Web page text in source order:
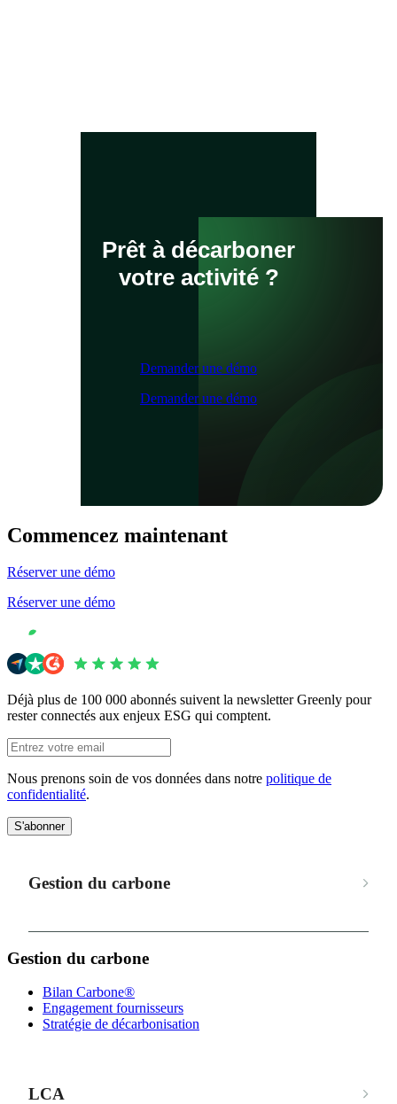
Prêt à décarboner
votre activité ?
Demander une démo
Demander une démo
Commencez maintenant
Réserver une démo
Réserver une démo
Déjà plus de 100 000 abonnés suivent la newsletter Greenly pour
rester connectés aux enjeux ESG qui comptent.
Nous prenons soin de vos données dans notre politique de
confidentialité.
S'abonner
Gestion du carbone
Gestion du carbone
Bilan Carbone®
Engagement fournisseurs
Stratégie de décarbonisation
LCA